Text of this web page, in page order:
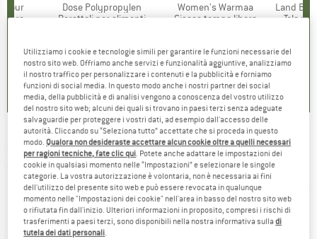
Articolo
Dose Polypropylen
Gruppo di prodotti
Barattoli per alimenti
4,8(9)
Articolo
Women's Warmaa
Gruppo di prodotti
Giacca tempo libero
5,0(1)
Articolo
Land Breeze
Telo
SNOW PEAK -Stainless Desert Fork
(0)
Utilizziamo i cookie e tecnologie simili per garantire le funzioni necessarie del
nostro sito web. Offriamo anche servizi e funzionalità aggiuntive, analizziamo
il nostro traffico per personalizzare i contenuti e la pubblicità e forniamo
funzioni di social media. In questo modo anche i nostri partner dei social
media, della pubblicità e di analisi vengono a conoscenza del vostro utilizzo
del nostro sito web; alcuni dei quali si trovano in paesi terzi senza adeguate
salvaguardie per proteggere i vostri dati, ad esempio dall'accesso delle
autorità. Cliccando su “Seleziona tutto” accettate che si proceda in questo
modo. Qualora non desideraste accettare alcun cookie oltre a quelli necessari
per ragioni tecniche, fate clic qui. Potete anche adattare le impostazioni dei
cookie in qualsiasi momento nelle “Impostazioni” e selezionare le singole
categorie. La vostra autorizzazione è volontaria, non è necessaria ai fini
dell'utilizzo del presente sito web e può essere revocata in qualunque
momento nelle "Impostazioni dei cookie" nell'area in basso del nostro sito web
o rifiutata fin dall'inizio. Ulteriori informazioni in proposito, compresi i rischi di
trasferimenti a paesi terzi, sono disponibili nella nostra informativa sulladi
tutela dei dati personali.